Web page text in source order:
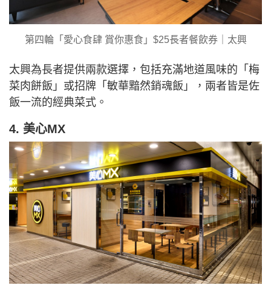
第四輪「愛心食肆 賞你惠食」$25長者餐飲券｜太興
太興為長者提供兩款選擇，包括充滿地道風味的「梅
菜肉餅飯」或招牌「敏華黯然銷魂飯」，兩者皆是佐
飯一流的經典菜式。
4. 美心MX